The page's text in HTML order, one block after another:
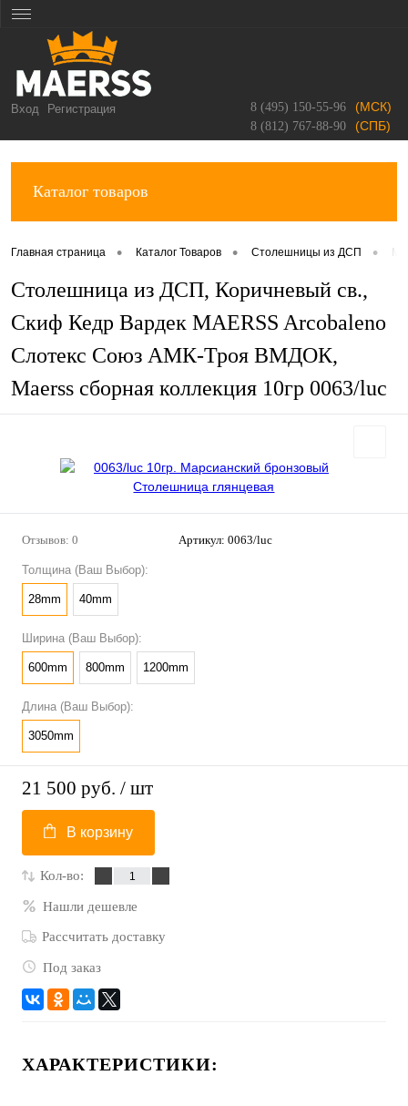
Вход Регистрация 8 (495) 150-55-96 (МСК)
8 (812) 767-88-90 (СПБ)
Каталог товаров
Главная страница • Каталог Товаров • Столешницы из ДСП •
Столешница из ДСП, Коричневый св.,
Скиф Кедр Вардек MAERSS Arcobaleno
Слотекс Союз АМК-Троя ВМДОК,
Maerss сборная коллекция 10гр 0063/luc
Отзывов: 0 Артикул: 0063/luc
Толщина (Ваш Выбор):
28mm 40mm
Ширина (Ваш Выбор):
600mm 800mm 1200mm
Длина (Ваш Выбор):
3050mm
21 500 руб. / шт
В корзину
Кол-во:
Нашли дешевле
Рассчитать доставку
Под заказ
ХАРАКТЕРИСТИКИ: